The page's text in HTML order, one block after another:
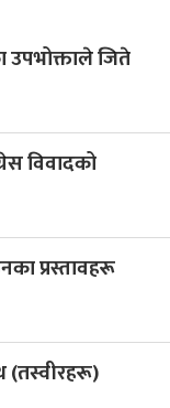
उपभोक्ताले जिते
विवादको
प्रस्तावहरू
(तस्वीरहरू)